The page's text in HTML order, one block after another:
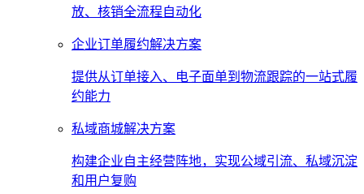
放、核销全流程自动化
企业订单履约解决方案
提供从订单接入、电子面单到物流跟踪的一站式履
约能力
私域商城解决方案
构建企业自主经营阵地，实现公域引流、私域沉淀
和用户复购